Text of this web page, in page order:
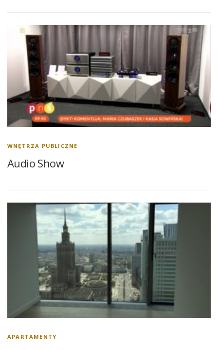
WNĘTRZA PUBLICZNE
Audio Show
APARTAMENTY